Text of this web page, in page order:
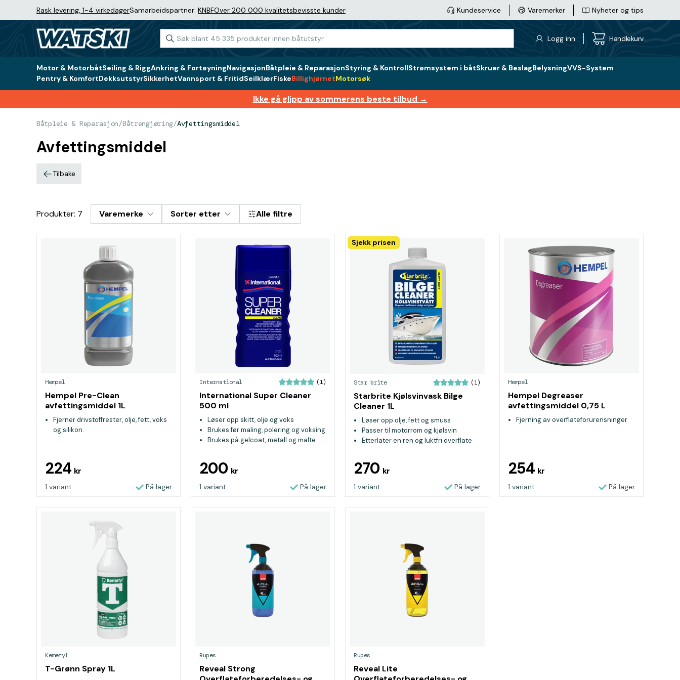
Rask levering, 1-4 virkedagerSamarbeidspartner: KNBFOver 200 000 kvalitetsbevisste kunder Kundeservice Varemerker Nyheter og tips
Logg inn Handlekurv
Motor & MotorbåtSeiling & RiggAnkring & FortøyningNavigasjonBåtpleie & ReparasjonStyring & KontrollStrømsystem i båtSkruer & BeslagBelysningVVS-System
Pentry & KomfortDekksutstyrSikkerhetVannsport & FritidSeilklærFiskeBillighjørnetMotorsøk
Ikke gå glipp av sommerens beste tilbud →
Båtpleie & Reparasjon/Båtrengjøring/Avfettingsmiddel
Avfettingsmiddel
Tilbake
Produkter: 7 Varemerke Sorter etter Alle filtre
Hempel
Hempel Pre-Clean
avfettingsmiddel 1L
Fjerner drivstoffrester, olje, fett, voks
og silikon.
224 kr
1 variant På lager
International (1)
International Super Cleaner
500 ml
Løser opp skitt, olje og voks
Brukes før maling, polering og voksing
Brukes på gelcoat, metall og malte
200 kr
1 variant På lager
Sjekk prisen
Star brite (1)
Starbrite Kjølsvinvask Bilge
Cleaner 1L
Løser opp olje, fett og smuss
Passer til motorrom og kjølsvin
Etterlater en ren og luktfri overflate
270 kr
1 variant På lager
Hempel
Hempel Degreaser
avfettingsmiddel 0,75 L
Fjerning av overflateforurensninger
254 kr
1 variant På lager
Kemetyl
T-Grønn Spray 1L
Rupes
Reveal Strong
Rupes
Reveal Lite